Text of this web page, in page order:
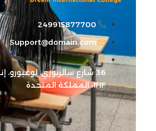
249915877700
Support@domain.com
1HF، المملكة المتحدة